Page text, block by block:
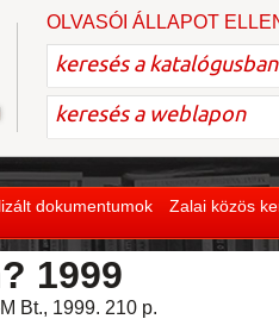
dokumentumok Zalai közös
OLVASÓI ÁLLAPOT
1999
Bt., 1999. 210 p.